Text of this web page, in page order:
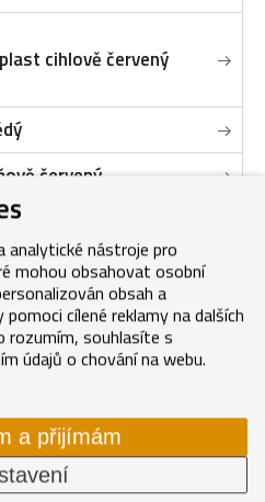
cihlově červený
červený
samolepící antracit
analytické nástroje pro
mohou obsahovat osobní
obsah a
cílené reklamy na dalších
rozumím, souhlasíte s
údajů o chování na webu.
a přijímám